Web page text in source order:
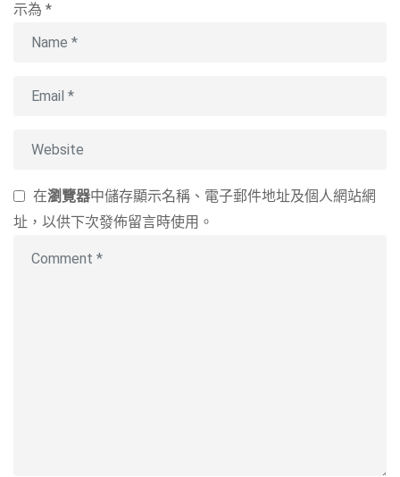
示為 *
在瀏覽器中儲存顯示名稱、電子郵件地址及個人網站網
址，以供下次發佈留言時使用。